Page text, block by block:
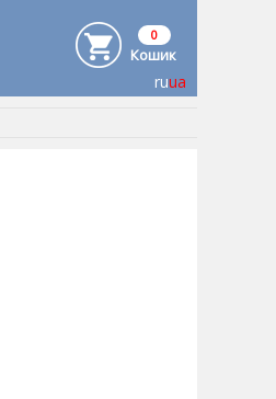
ruua
0
Кошик